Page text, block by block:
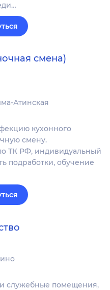
смена)
Атинская
кухонного
смену.
ТК РФ, индивидуальный
подработки, обучение
служебные помещения,